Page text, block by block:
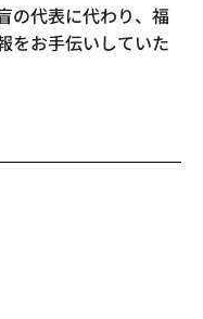
の代表に代わり、福
をお手伝いしていた